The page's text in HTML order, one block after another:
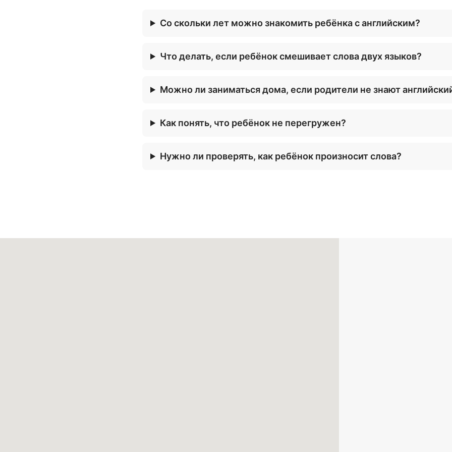
Со скольки лет можно знакомить ребёнка с английским?
Что делать, если ребёнок смешивает слова двух языков?
Можно ли заниматься дома, если родители не знают
Как понять, что ребёнок не перегружен?
Нужно ли проверять, как ребёнок произносит слова?